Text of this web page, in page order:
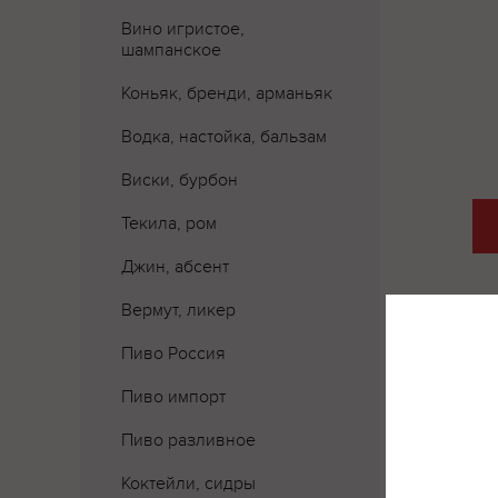
Вино игристое,
шампанское
Коньяк, бренди, арманьяк
Водка, настойка, бальзам
Виски, бурбон
Текила, ром
Джин, абсент
Вермут, ликер
Пиво Россия
Пиво импорт
Пиво разливное
Коктейли, сидры